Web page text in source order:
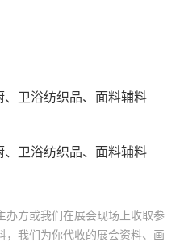
卫浴纺织品、面料辅料
卫浴纺织品、面料辅料
办方或我们在展会现场上收取参
，我们为你代收的展会资料、画